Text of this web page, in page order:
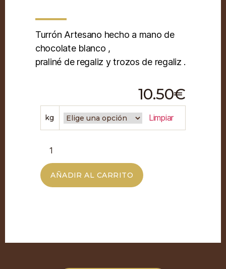
Turrón Artesano hecho a mano de
chocolate blanco ,
praliné de regaliz y trozos de regaliz .
10.50€
kg Limpiar
AÑADIR AL CARRITO